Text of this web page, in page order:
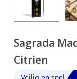
Sagrada
Citrien